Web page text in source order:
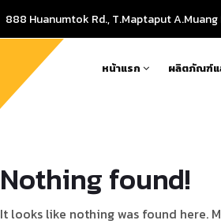
888 Huanumtok Rd., T.Maptaput A.Muang
หน้าแรก ผลิตภัณฑ์แ
Nothing found!
It looks like nothing was found here.